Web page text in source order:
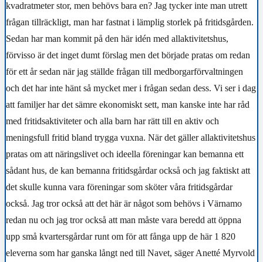
kvadratmeter stor, men behövs bara en? Jag tycker inte man utrett
frågan tillräckligt, man har fastnat i lämplig storlek på fritidsgården.
Sedan har man kommit på den här idén med allaktivitetshus,
förvisso är det inget dumt förslag men det började pratas om redan
för ett år sedan när jag ställde frågan till medborgarförvaltningen
och det har inte hänt så mycket mer i frågan sedan dess. Vi ser i dag
att familjer har det sämre ekonomiskt sett, man kanske inte har råd
med fritidsaktiviteter och alla barn har rätt till en aktiv och
meningsfull fritid bland trygga vuxna. När det gäller allaktivitetshus
pratas om att näringslivet och ideella föreningar kan bemanna ett
sådant hus, de kan bemanna fritidsgårdar också och jag faktiskt att
det skulle kunna vara föreningar som sköter våra fritidsgårdar
också. Jag tror också att det här är något som behövs i Värnamo
redan nu och jag tror också att man måste vara beredd att öppna
upp små kvartersgårdar runt om för att fånga upp de här 1 820
eleverna som har ganska långt ned till Navet, säger Anetté Myrvold